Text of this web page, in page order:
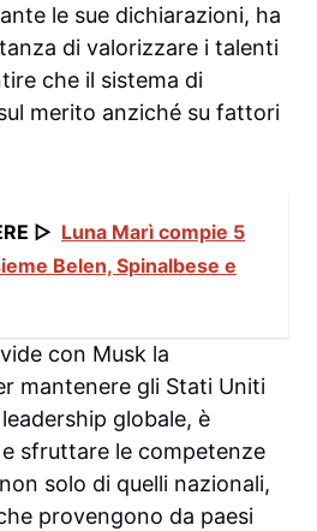
le sue dichiarazioni, ha
di valorizzare i talenti
che il sistema di
merito anziché su fattori
▷ Luna Marì compie 5
Belen, Spinalbese e
con Musk la
mantenere gli Stati Uniti
globale, è
sfruttare le competenze
solo di quelli nazionali,
provengono da paesi